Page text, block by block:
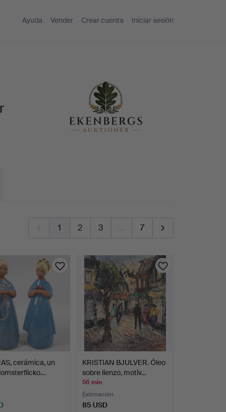
Ayuda Vender Crear cuenta Iniciar sesión
1 2 3 … 7
cerámica, un
KRISTIAN BJULVER. Óleo
sobre lienzo, motiv…
56 min
Estimación
85 USD